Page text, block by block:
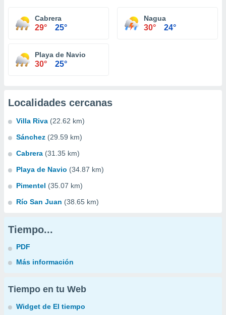
Cabrera
29° 25°
Nagua
30° 24°
Playa de Navio
30° 25°
Localidades cercanas
Villa Riva (22.62 km)
Sánchez (29.59 km)
Cabrera (31.35 km)
Playa de Navio (34.87 km)
Pimentel (35.07 km)
Río San Juan (38.65 km)
Tiempo...
PDF
Más información
Tiempo en tu Web
Widget de El tiempo